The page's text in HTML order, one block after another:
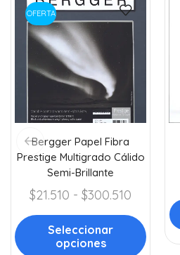
OFERTA
Bergger Papel Fibra
Prestige Multigrado Cálido
Semi-Brillante
$21.510 - $300.510
Seleccionar
opciones